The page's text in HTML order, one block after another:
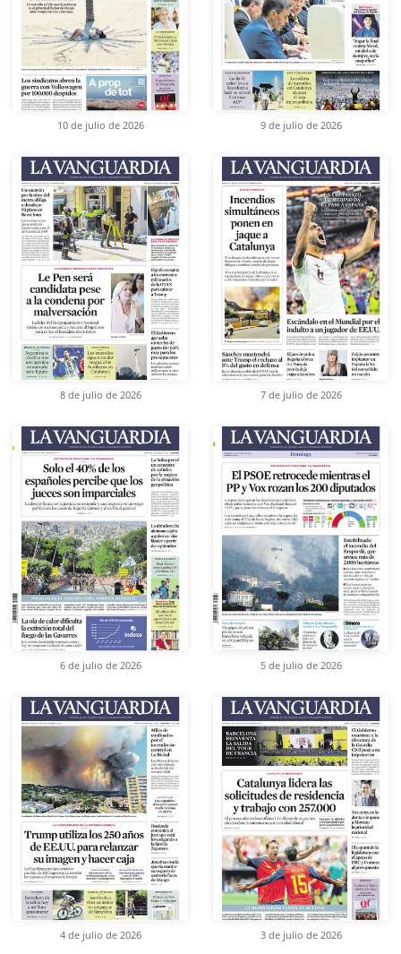
10 de julio de 2026 9 de julio de 2026
8 de julio de 2026 7 de julio de 2026
6 de julio de 2026 5 de julio de 2026
4 de julio de 2026 3 de julio de 2026